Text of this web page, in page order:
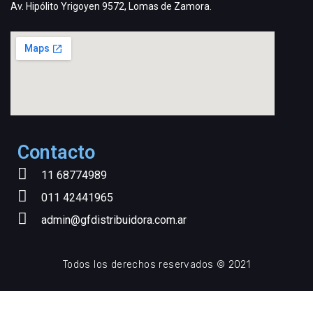
Av. Hipólito Yrigoyen 9572, Lomas de Zamora.
Contacto
11 68774989
011 42441965
admin@gfdistribuidora.com.ar
Todos los derechos reservados © 2021